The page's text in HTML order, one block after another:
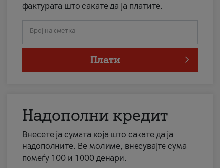
фактурата што сакате да ја платите.
Број на сметка
Плати
Надополни кредит
Внесете ја сумата која што сакате да ја
надополните. Ве молиме, внесувајте сума
помеѓу 100 и 1000 денари.